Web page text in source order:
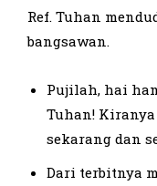
Ref. Tuhan
bangsawan.
Pujilah, hai
Tuhan!
sekarang dan
Dari terbitnya